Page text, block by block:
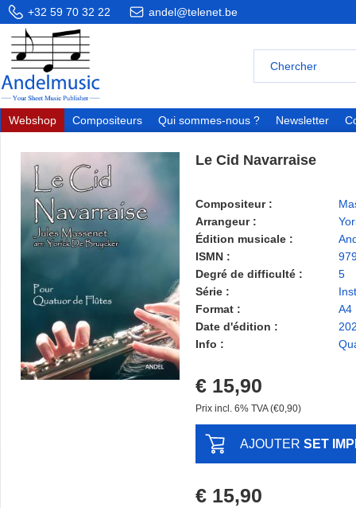
+32 59 70 32 22 andel@telenet.be
Webshop Compositeurs Qui sommes-nous ? Newsletter
Le Cid Navarraise
Compositeur :
Arrangeur :
Édition musicale :
ISMN :
Degré de difficulté :
5
Série :
Format :
A4
Date d'édition :
Info :
€ 15,90
Prix ​​incl. 6% TVA (€0,90)
AJOUTER SET
€ 15,90